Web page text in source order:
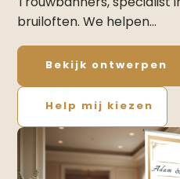
bruiloften. We helpen…
Bekijk ontwerpen
Help mij kiezen